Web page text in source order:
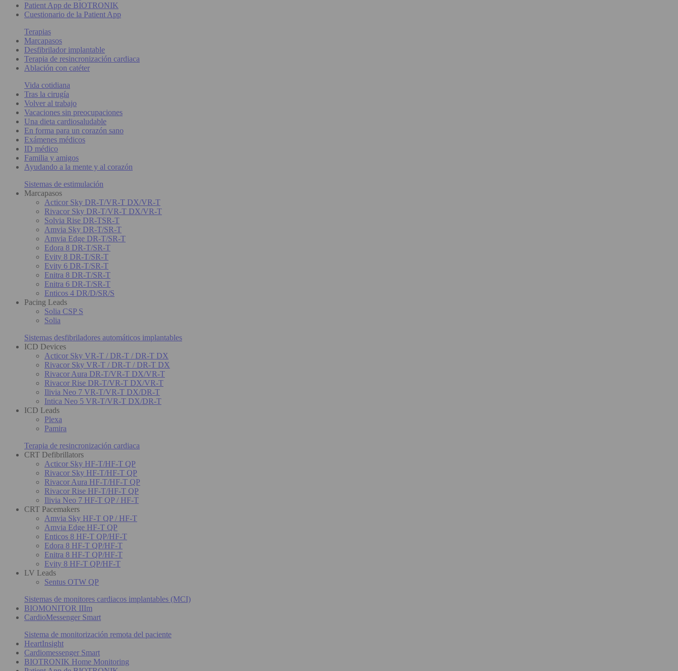
Patient App de BIOTRONIK
Cuestionario de la Patient App
Terapias
Marcapasos
Desfibrilador implantable
Terapia de resincronización cardiaca
Ablación con catéter
Vida cotidiana
Tras la cirugía
Volver al trabajo
Vacaciones sin preocupaciones
Una dieta cardiosaludable
En forma para un corazón sano
Exámenes médicos
ID médico
Familia y amigos
Ayudando a la mente y al corazón
Sistemas de estimulación
Marcapasos
Acticor Sky DR-T/VR-T DX/VR-T
Rivacor Sky DR-T/VR-T DX/VR-T
Solvia Rise DR-TSR-T
Amvia Sky DR-T/SR-T
Amvia Edge DR-T/SR-T
Edora 8 DR-T/SR-T
Evity 8 DR-T/SR-T
Evity 6 DR-T/SR-T
Enitra 8 DR-T/SR-T
Enitra 6 DR-T/SR-T
Enticos 4 DR/D/SR/S
Pacing Leads
Solia CSP S
Solia
Sistemas desfibriladores automáticos implantables
ICD Devices
Acticor Sky VR-T / DR-T / DR-T DX
Rivacor Sky VR-T / DR-T / DR-T DX
Rivacor Aura DR-T/VR-T DX/VR-T
Rivacor Rise DR-T/VR-T DX/VR-T
Ilivia Neo 7 VR-T/VR-T DX/DR-T
Intica Neo 5 VR-T/VR-T DX/DR-T
ICD Leads
Plexa
Pamira
Terapia de resincronización cardiaca
CRT Defibrillators
Acticor Sky HF-T/HF-T QP
Rivacor Sky HF-T/HF-T QP
Rivacor Aura HF-T/HF-T QP
Rivacor Rise HF-T/HF-T QP
Ilivia Neo 7 HF-T QP / HF-T
CRT Pacemakers
Amvia Sky HF-T QP / HF-T
Amvia Edge HF-T QP
Enticos 8 HF-T QP/HF-T
Edora 8 HF-T QP/HF-T
Enitra 8 HF-T QP/HF-T
Evity 8 HF-T QP/HF-T
LV Leads
Sentus OTW QP
Sistemas de monitores cardiacos implantables (MCI)
BIOMONITOR IIIm
CardioMessenger Smart
Sistema de monitorización remota del paciente
HeartInsight
Cardiomessenger Smart
BIOTRONIK Home Monitoring